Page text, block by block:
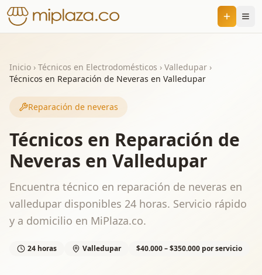
Inicio › Técnicos en Electrodomésticos › Valledupar ›
Técnicos en Reparación de Neveras en Valledupar
Reparación de neveras
Técnicos en Reparación de
Neveras en Valledupar
Encuentra técnico en reparación de neveras en
valledupar disponibles 24 horas. Servicio rápido
y a domicilio en MiPlaza.co.
24 horas Valledupar $40.000 – $350.000 por servicio